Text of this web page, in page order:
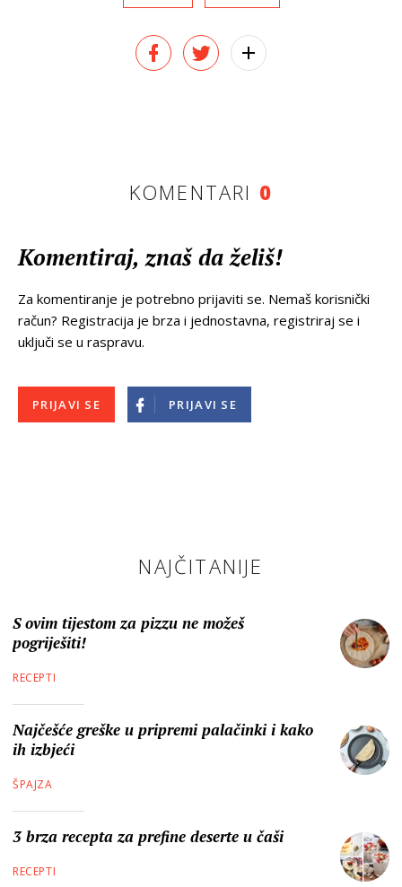
KOMENTARI 0
Komentiraj, znaš da želiš!
Za komentiranje je potrebno prijaviti se. Nemaš korisnički
račun? Registracija je brza i jednostavna, registriraj se i
uključi se u raspravu.
PRIJAVI SE PRIJAVI SE
NAJČITANIJE
S ovim tijestom za pizzu ne možeš
pogriješiti!
RECEPTI
Najčešće greške u pripremi palačinki i kako
ih izbjeći
ŠPAJZA
3 brza recepta za prefine deserte u čaši
RECEPTI